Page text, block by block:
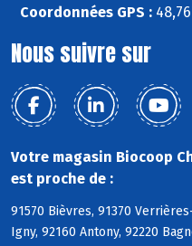
Coordonnées GPS :
Nous suivre sur
Votre magasin Biocoop
est proche de :
91570 Bièvres, 91370
Igny, 92160 Antony, 92220